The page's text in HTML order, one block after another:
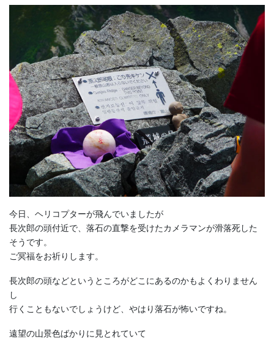
今日、ヘリコプターが飛んでいましたが
長次郎の頭付近で、落石の直撃を受けたカメラマンが滑落死した
そうです。
ご冥福をお祈りします。
長次郎の頭などというところがどこにあるのかもよくわりません
し
行くこともないでしょうけど、やはり落石が怖いですね。
遠望の山景色ばかりに見とれていて